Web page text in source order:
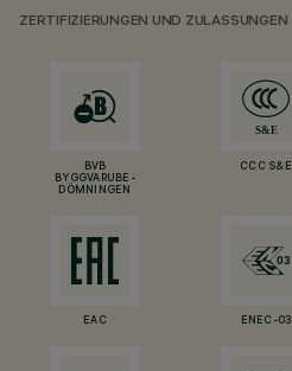
ZERTIFIZIERUNGEN UND ZULASSUNGEN
BVB
BYGGVARUBE-
DÖMNINGEN
CCC S&E
EAC ENEC-03